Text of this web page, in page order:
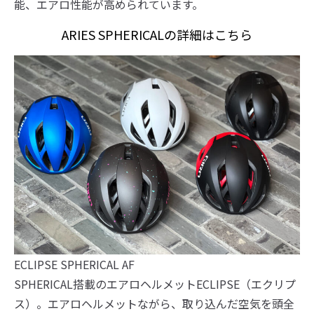
能、エアロ性能が高められています。
ARIES SPHERICALの詳細はこちら
ECLIPSE SPHERICAL AF
SPHERICAL搭載のエアロヘルメットECLIPSE（エクリプ
ス）。エアロヘルメットながら、取り込んだ空気を頭全